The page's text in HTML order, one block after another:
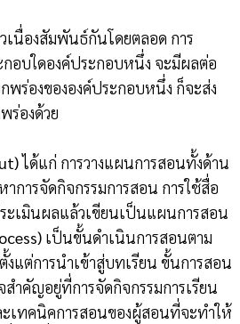
เนื่องสัมพันธ์กันโดยตลอด การ
อบใดองค์ประกอบหนึ่ง จะมีผลต่อ
ร่องขององค์ประกอบหนึ่ง ก็จะส่ง
ร่องด้วย
ได้แก่ การวางแผนการสอนทั้งด้าน
การจัดกิจกรรมการสอน การใช้สื่อ
ะเมินผลแล้วเขียนเป็นแผนการสอน
เป็นขั้นดำเนินการสอนตาม
แต่การนำเข้าสู่บทเรียน ขั้นการสอน
ำคัญอยู่ที่การจัดกิจกรรมการเรียน
เทคนิคการสอนของผู้สอนที่จะทำให้